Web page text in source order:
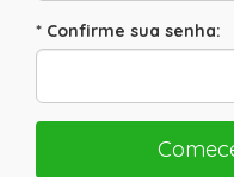
* Confirme sua senha: